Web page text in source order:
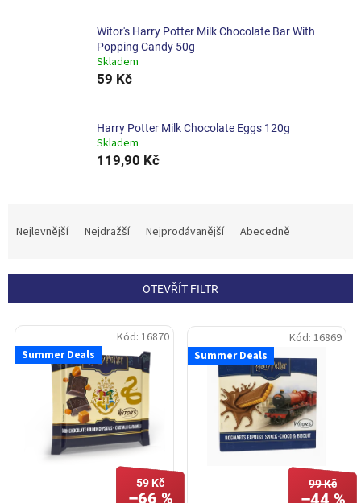
Witor's Harry Potter Milk Chocolate Bar With
Popping Candy 50g
Skladem
59 Kč
Harry Potter Milk Chocolate Eggs 120g
Skladem
119,90 Kč
í
Nejlevnější Nejdražší Nejprodávanější Abecedně
OTEVŘÍT FILTR
V
p Summer Deals
59 Kč
–66 %
Kód: 16870
Summer Deals
99 Kč
Kód: 16869